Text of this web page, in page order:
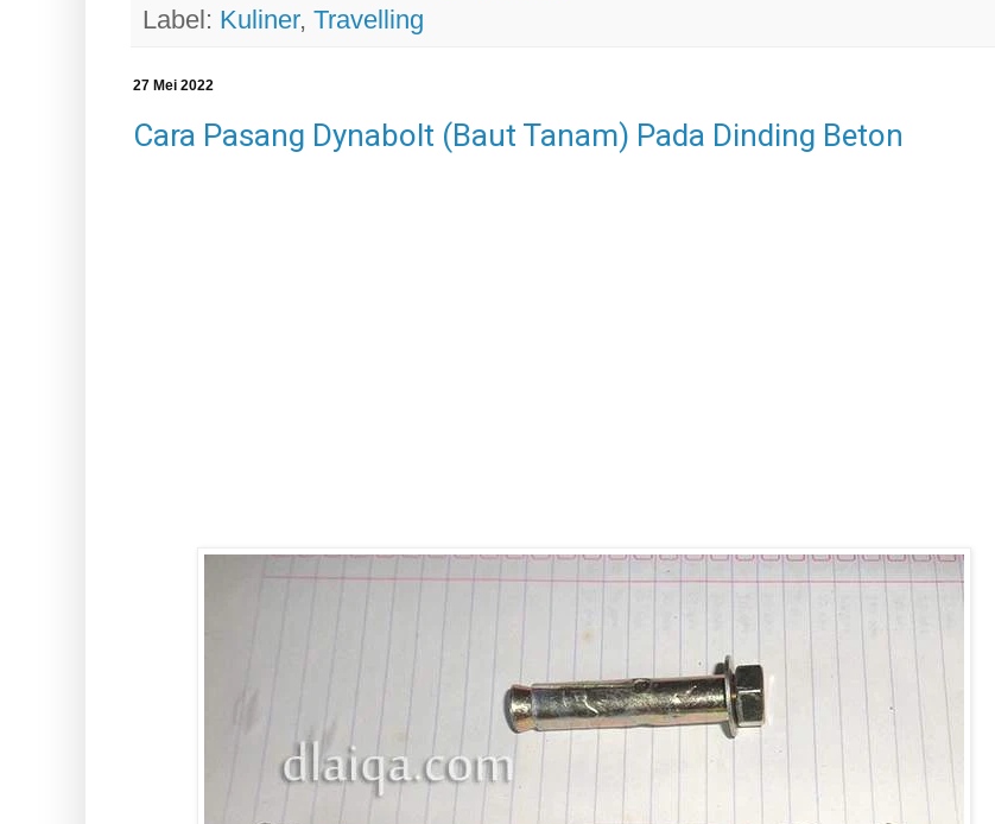
Label: Kuliner, Travelling
27 Mei 2022
Cara Pasang Dynabolt (Baut Tanam) Pada Dinding Beton